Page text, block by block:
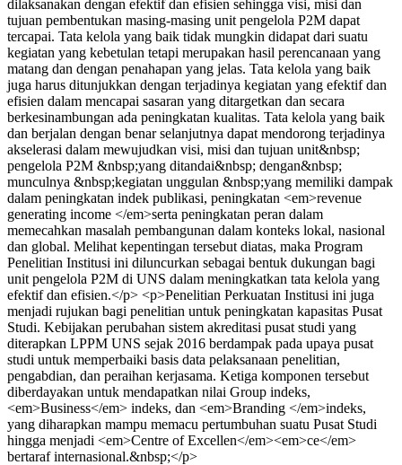
dilaksanakan dengan efektif dan efisien sehingga visi, misi dan
tujuan pembentukan masing-masing unit pengelola P2M dapat
tercapai. Tata kelola yang baik tidak mungkin didapat dari suatu
kegiatan yang kebetulan tetapi merupakan hasil perencanaan yang
matang dan dengan penahapan yang jelas. Tata kelola yang baik
juga harus ditunjukkan dengan terjadinya kegiatan yang efektif dan
efisien dalam mencapai sasaran yang ditargetkan dan secara
berkesinambungan ada peningkatan kualitas. Tata kelola yang baik
dan berjalan dengan benar selanjutnya dapat mendorong terjadinya
akselerasi dalam mewujudkan visi, misi dan tujuan unit&nbsp;
pengelola P2M &nbsp;yang ditandai&nbsp; dengan&nbsp;
munculnya &nbsp;kegiatan unggulan &nbsp;yang memiliki dampak
dalam peningkatan indek publikasi, peningkatan <em>revenue
generating income </em>serta peningkatan peran dalam
memecahkan masalah pembangunan dalam konteks lokal, nasional
dan global. Melihat kepentingan tersebut diatas, maka Program
Penelitian Institusi ini diluncurkan sebagai bentuk dukungan bagi
unit pengelola P2M di UNS dalam meningkatkan tata kelola yang
efektif dan efisien.</p> <p>Penelitian Perkuatan Institusi ini juga
menjadi rujukan bagi penelitian untuk peningkatan kapasitas Pusat
Studi. Kebijakan perubahan sistem akreditasi pusat studi yang
diterapkan LPPM UNS sejak 2016 berdampak pada upaya pusat
studi untuk memperbaiki basis data pelaksanaan penelitian,
pengabdian, dan peraihan kerjasama. Ketiga komponen tersebut
diberdayakan untuk mendapatkan nilai Group indeks,
<em>Business</em> indeks, dan <em>Branding </em>indeks,
yang diharapkan mampu memacu pertumbuhan suatu Pusat Studi
hingga menjadi <em>Centre of Excellen</em><em>ce</em>
bertaraf internasional.&nbsp;</p>